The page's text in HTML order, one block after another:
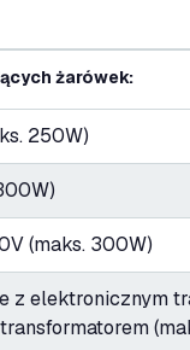
żarówek:
250W)
(maks. 300W)
z elektronicznym